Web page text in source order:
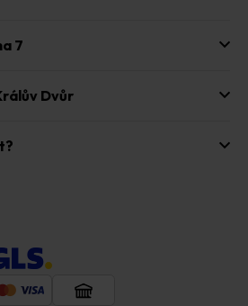
7
Dvůr